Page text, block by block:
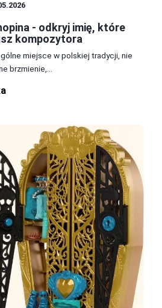
- odkryj imię, które
kompozytora
miejsce w polskiej tradycji, nie
brzmienie,...